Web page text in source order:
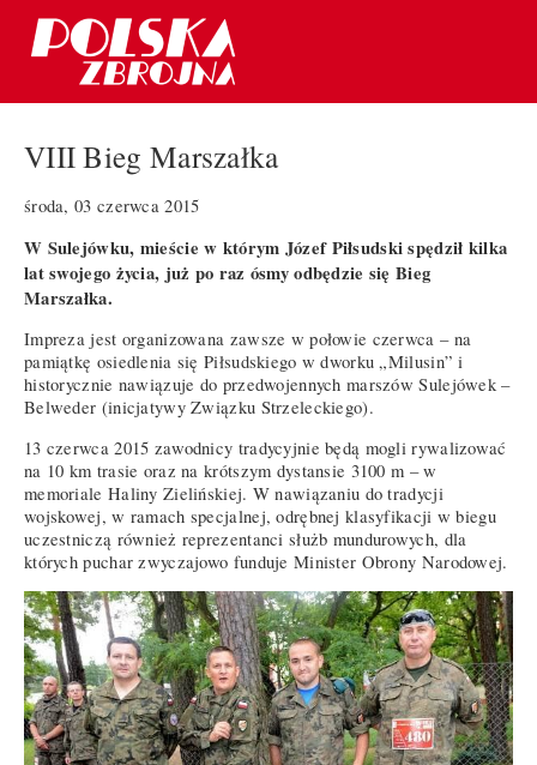
VIII Bieg Marszałka
środa, 03 czerwca 2015
W Sulejówku, mieście w którym Józef Piłsudski spędził kilka
lat swojego życia, już po raz ósmy odbędzie się Bieg
Marszałka.
Impreza jest organizowana zawsze w połowie czerwca – na
pamiątkę osiedlenia się Piłsudskiego w dworku „Milusin” i
historycznie nawiązuje do przedwojennych marszów Sulejówek –
Belweder (inicjatywy Związku Strzeleckiego).
13 czerwca 2015 zawodnicy tradycyjnie będą mogli rywalizować
na 10 km trasie oraz na krótszym dystansie 3100 m – w
memoriale Haliny Zielińskiej. W nawiązaniu do tradycji
wojskowej, w ramach specjalnej, odrębnej klasyfikacji w biegu
uczestniczą również reprezentanci służb mundurowych, dla
których puchar zwyczajowo funduje Minister Obrony Narodowej.